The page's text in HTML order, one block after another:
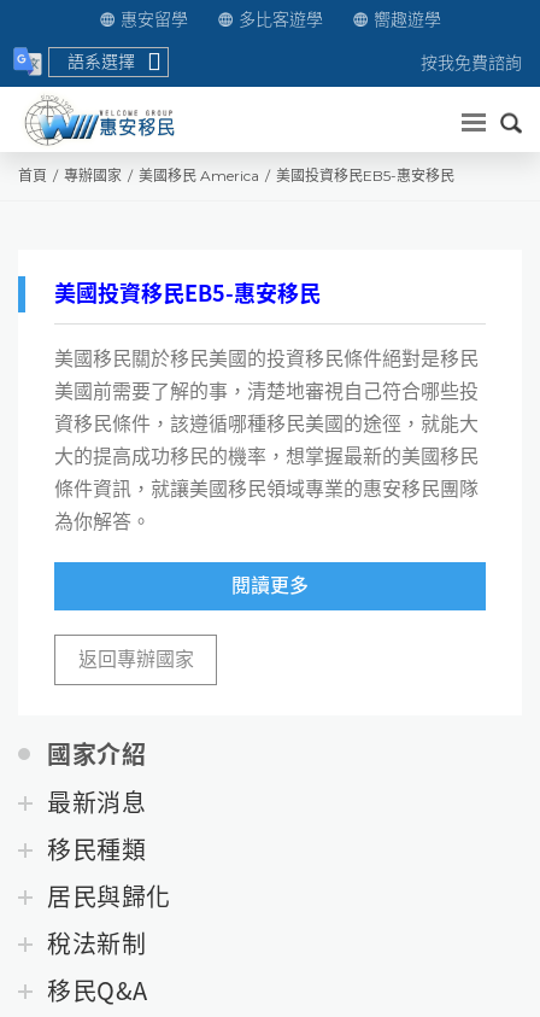
惠安留學 多比客遊學
嚮趣遊學
語系選擇
按我免費諮詢
送出
首頁 專辦國家 美國移民 America 美國投資移民EB5-惠安移民
國家介紹
最新消息
移民種類
居民與歸化
稅法新制
移民Q&A
美國投資移民EB5-惠安移民
美國移民關於移民美國的投資移民條件絕對是移民
美國前需要了解的事，清楚地審視自己符合哪些投
資移民條件，該遵循哪種移民美國的途徑，就能大
大的提高成功移民的機率，想掌握最新的美國移民
條件資訊，就讓美國移民領域專業的惠安移民團隊
為你解答。
閱讀更多
返回專辦國家